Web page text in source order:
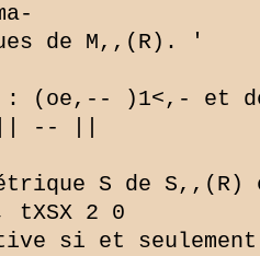
de M,,(R). '
: (oe,-- )1<,-
et
|| -- ||
S de
tXSX 2 0
si et